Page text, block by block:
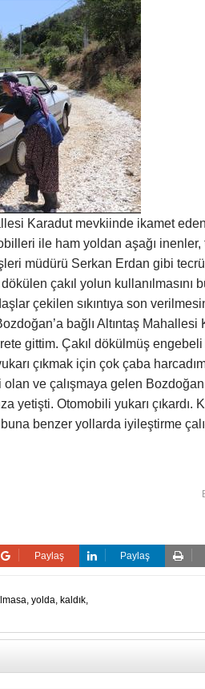
Karadut mevkiinde ikamet
ile ham yoldan aşağı inenler,
müdürü Serkan Erdan gibi
çakıl yolun kullanılmasını
çekilen sıkıntıya son
bağlı Altıntaş
gittim. Çakıl dökülmüş
çıkmak için çok çaba
olan ve çalışmaya gelen
yetişti. Otomobili yukarı çıkardı.
benzer yollarda iyileştirme
Paylaş Paylaş
yolda, kaldık,